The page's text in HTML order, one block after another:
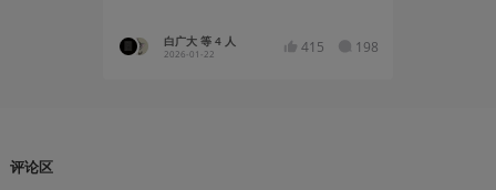
白广大 等 4 人
2026-01-22 415 198
评论区